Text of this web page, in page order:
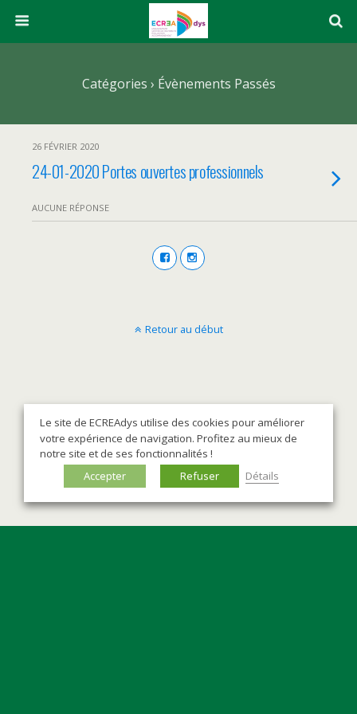
Catégories › Évènements Passés
26 FÉVRIER 2020
24-01-2020 Portes ouvertes professionnels
AUCUNE RÉPONSE
Le site de ECREAdys utilise des cookies pour améliorer
votre expérience de navigation. Profitez au mieux de
notre site et de ses fonctionnalités !
Accepter
Refuser Détails
Retour au début